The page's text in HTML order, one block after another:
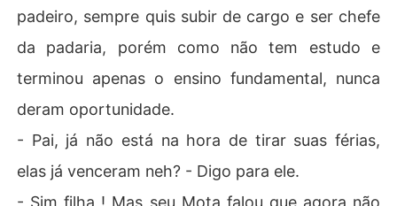
padeiro, sempre quis subir de cargo e ser chefe
da padaria, porém como não tem estudo e
terminou apenas o ensino fundamental, nunca
deram oportunidade.
- Pai, já não está na hora de tirar suas férias,
elas já venceram neh? - Digo para ele.
- Sim filha ! Mas seu Mota falou que agora não